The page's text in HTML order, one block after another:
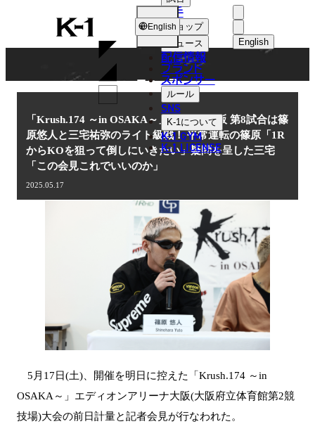
K-
1
English
한국어
中文（简体
ไทย
選手
ショップ
ニュース
配信情報
ブランド
スポンサー
ルール
SNS
K-1について
K-1 GYM
K-1 LICENSE
English
NEWS
ニュース
「Krush.174 ～in OSAKA～」5.18(日)大阪 第8試合は篠
原悠人と三宅祐弥のライト級戦！ 平常運転の篠原「1R
からKOを狙って倒しにいきたい」疑問を呈した三宅
「この会見これでいいのか」
2025.05.17
5月17日(土)、開催を明日に控えた「Krush.174 ～in
OSAKA～」エディオンアリーナ大阪(大阪府立体育館第2競
技場)大会の前日計量と記者会見が行なわれた。